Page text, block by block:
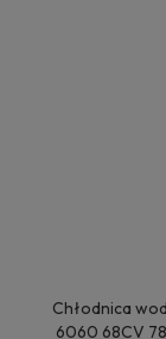
Chłodnica
6060 68CV